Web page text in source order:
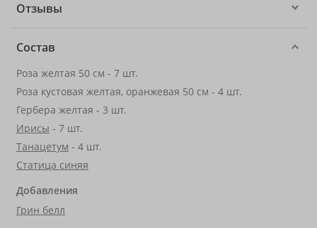
Отзывы
Состав
Роза желтая 50 см - 7 шт.
Роза кустовая желтая, оранжевая 50 см - 4 шт.
Гербера желтая - 3 шт.
Ирисы - 7 шт.
Танацетум - 4 шт.
Статица синяя
Добавления
Грин белл